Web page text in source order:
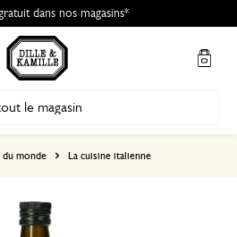
dans nos magasins*
du monde La cuisine italienne